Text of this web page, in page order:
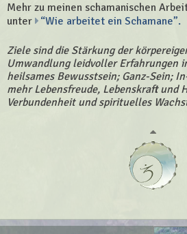
Mehr zu meinen schamanischen
unter
“Wie arbeitet ein Schamane”.
Ziele sind die Stärkung der
Umwandlung leidvoller Erfahrungen
heilsames Bewusstsein; Ganz-Sein;
mehr Lebensfreude, Lebenskraft und
Verbundenheit und spirituelles